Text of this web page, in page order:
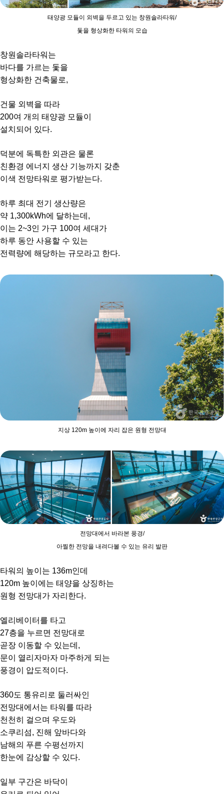
태양광 모듈이 외벽을 두르고 있는 창원솔라타워/
돛을 형상화한 타워의 모습
창원솔라타워는
바다를 가르는 돛을
형상화한 건축물로,
건물 외벽을 따라
200여 개의 태양광 모듈이
설치되어 있다.
덕분에 독특한 외관은 물론
친환경 에너지 생산 기능까지 갖춘
이색 전망타워로 평가받는다.
하루 최대 전기 생산량은
약 1,300kWh에 달하는데,
이는 2~3인 가구 100여 세대가
하루 동안 사용할 수 있는
전력량에 해당하는 규모라고 한다.
지상 120m 높이에 자리 잡은 원형 전망대
전망대에서 바라본 풍경/
아찔한 전망을 내려다볼 수 있는 유리 발판
타워의 높이는 136m인데
120m 높이에는 태양을 상징하는
원형 전망대가 자리한다.
엘리베이터를 타고
27층을 누르면 전망대로
곧장 이동할 수 있는데,
문이 열리자마자 마주하게 되는
풍경이 압도적이다.
360도 통유리로 둘러싸인
전망대에서는 타워를 따라
천천히 걸으며 우도와
소쿠리섬, 진해 앞바다와
남해의 푸른 수평선까지
한눈에 감상할 수 있다.
일부 구간은 바닥이